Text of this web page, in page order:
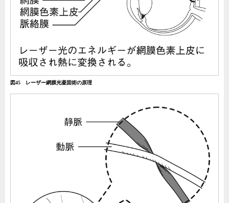
図45 レーザー網膜光凝固術の原理